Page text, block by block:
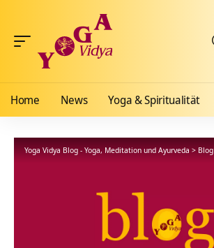
Home News Yoga & Spiritualität
Yoga Vidya Blog - Yoga, Meditation und Ayurveda > Blog